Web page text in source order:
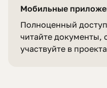
Мобильные
Полноценный
читайте документы,
участвуйте в